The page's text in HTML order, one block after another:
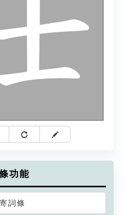
功能
詞條